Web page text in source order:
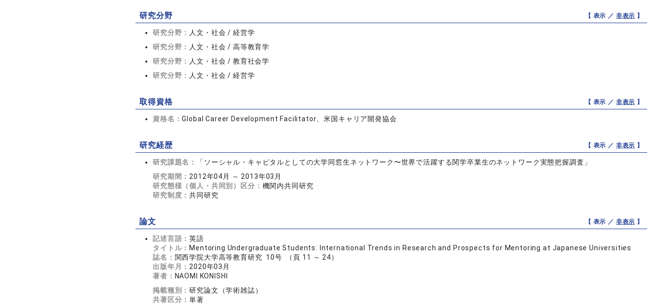
研究分野 【 表示 ／ 非表示 】
研究分野： 人文・社会 / 経営学
研究分野： 人文・社会 / 高等教育学
研究分野： 人文・社会 / 教育社会学
研究分野： 人文・社会 / 経営学
取得資格 【 表示 ／ 非表示 】
資格名：Global Career Development Facilitator、米国キャリア開発協会
研究経歴 【 表示 ／ 非表示 】
研究課題名：
「ソーシャル・キャピタルとしての大学同窓生ネットワーク〜世界で活躍する関学卒業生のネットワーク実態把握調査」
研究期間： 2012年04月 ～ 2013年03月
研究態様（個人・共同別）区分： 機関内共同研究
研究制度：共同研究
論文 【 表示 ／ 非表示 】
記述言語：英語
タイトル： Mentoring Undergraduate Students: International Trends in Research and Prospects for Mentoring at Japanese Universities
誌名： 関西学院大学高等教育研究 10号 （頁 11 ～ 24）
出版年月： 2020年03月
著者： NAOMI KONISHI
掲載種別：研究論文（学術雑誌）
共著区分：単著